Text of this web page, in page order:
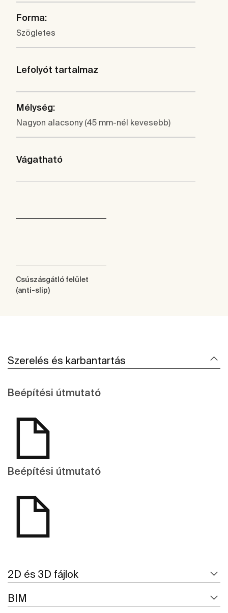
Forma:
Szögletes
Lefolyót tartalmaz
Mélység:
Nagyon alacsony (45 mm-nél kevesebb)
Vágatható
Csúszásgátló felület
(anti-slip)
Szerelés és karbantartás
Beépítési útmutató
Beépítési útmutató
2D és 3D fájlok
BIM